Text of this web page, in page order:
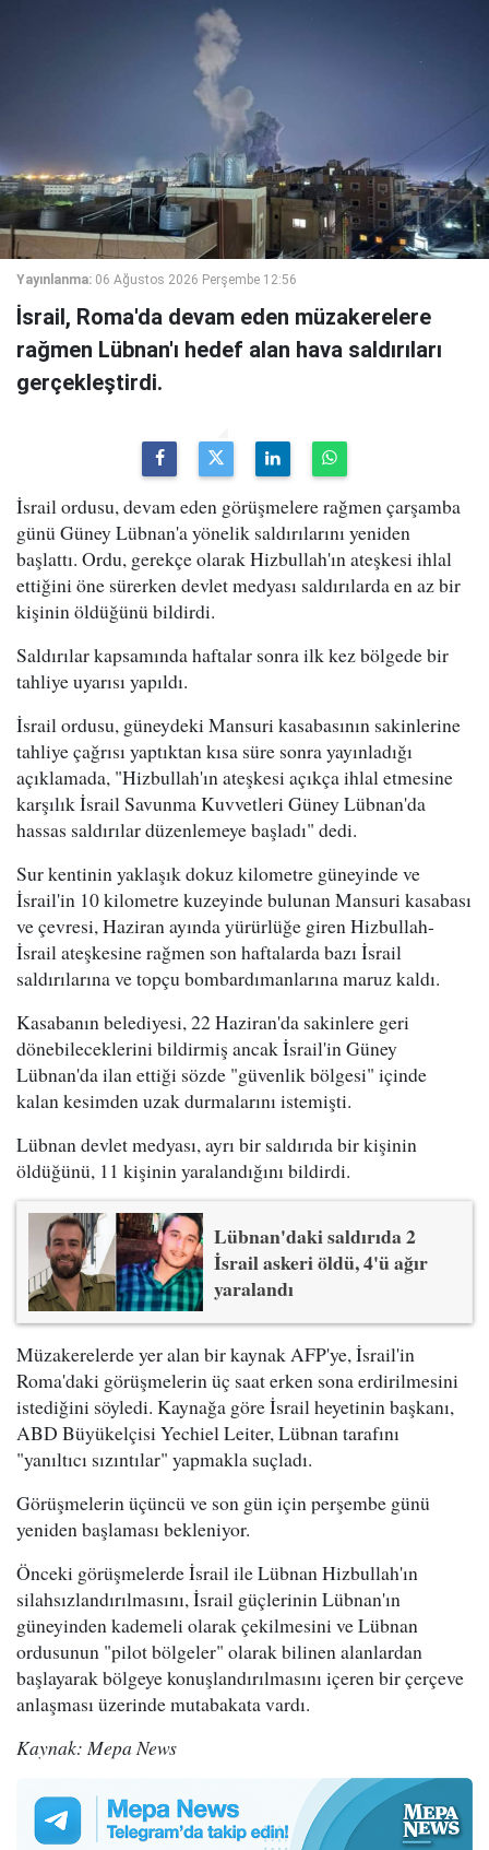
Yayınlanma: 06 Ağustos 2026 Perşembe 12:56
İsrail, Roma'da devam eden müzakerelere
rağmen Lübnan'ı hedef alan hava saldırıları
gerçekleştirdi.
İsrail ordusu, devam eden görüşmelere rağmen çarşamba
günü Güney Lübnan'a yönelik saldırılarını yeniden
başlattı. Ordu, gerekçe olarak Hizbullah'ın ateşkesi ihlal
ettiğini öne sürerken devlet medyası saldırılarda en az bir
kişinin öldüğünü bildirdi.
Saldırılar kapsamında haftalar sonra ilk kez bölgede bir
tahliye uyarısı yapıldı.
İsrail ordusu, güneydeki Mansuri kasabasının sakinlerine
tahliye çağrısı yaptıktan kısa süre sonra yayınladığı
açıklamada, "Hizbullah'ın ateşkesi açıkça ihlal etmesine
karşılık İsrail Savunma Kuvvetleri Güney Lübnan'da
hassas saldırılar düzenlemeye başladı" dedi.
Sur kentinin yaklaşık dokuz kilometre güneyinde ve
İsrail'in 10 kilometre kuzeyinde bulunan Mansuri kasabası
ve çevresi, Haziran ayında yürürlüğe giren Hizbullah-
İsrail ateşkesine rağmen son haftalarda bazı İsrail
saldırılarına ve topçu bombardımanlarına maruz kaldı.
Kasabanın belediyesi, 22 Haziran'da sakinlere geri
dönebileceklerini bildirmiş ancak İsrail'in Güney
Lübnan'da ilan ettiği sözde "güvenlik bölgesi" içinde
kalan kesimden uzak durmalarını istemişti.
Lübnan devlet medyası, ayrı bir saldırıda bir kişinin
öldüğünü, 11 kişinin yaralandığını bildirdi.
Lübnan'daki saldırıda 2
İsrail askeri öldü, 4'ü ağır
yaralandı
Müzakerelerde yer alan bir kaynak AFP'ye, İsrail'in
Roma'daki görüşmelerin üç saat erken sona erdirilmesini
istediğini söyledi. Kaynağa göre İsrail heyetinin başkanı,
ABD Büyükelçisi Yechiel Leiter, Lübnan tarafını
"yanıltıcı sızıntılar" yapmakla suçladı.
Görüşmelerin üçüncü ve son gün için perşembe günü
yeniden başlaması bekleniyor.
Önceki görüşmelerde İsrail ile Lübnan Hizbullah'ın
silahsızlandırılmasını, İsrail güçlerinin Lübnan'ın
güneyinden kademeli olarak çekilmesini ve Lübnan
ordusunun "pilot bölgeler" olarak bilinen alanlardan
başlayarak bölgeye konuşlandırılmasını içeren bir çerçeve
anlaşması üzerinde mutabakata vardı.
Kaynak: Mepa News